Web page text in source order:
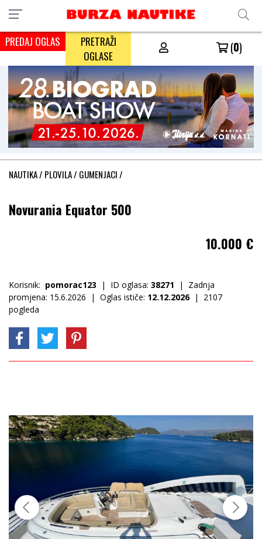
PREDAJ OGLAS
PRETRAŽI
OGLASE
(0)
NAUTIKA/ PLOVILA/ GUMENJACI/
Novurania Equator 500
10.000 €
Korisnik: pomorac123 | ID oglasa: 38271 | Zadnja
promjena: 15.6.2026 | Oglas ističe: 12.12.2026| 2107
pogleda